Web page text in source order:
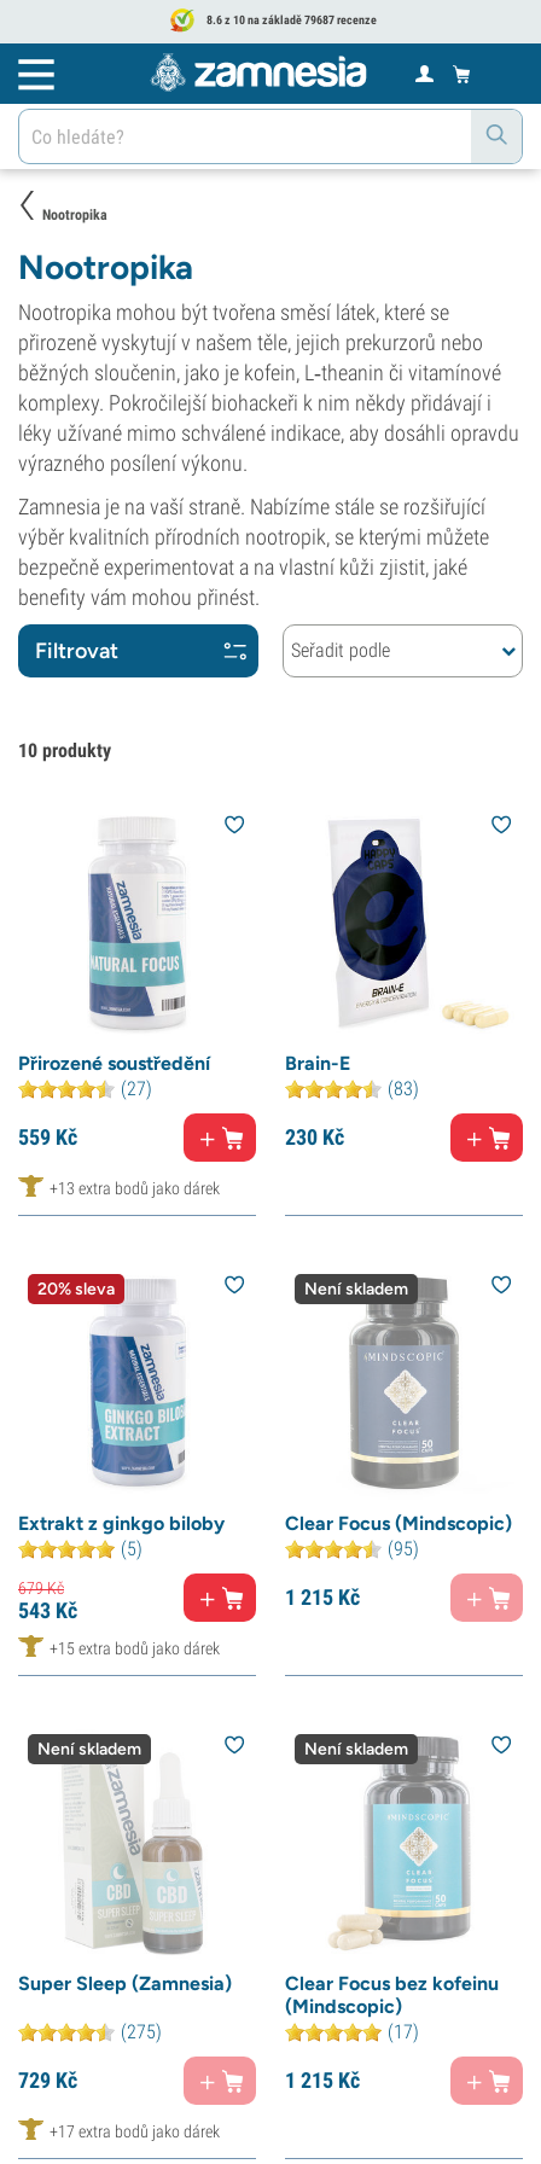
8.6 z 10 na základě 79687 recenze
Nootropika
Nootropika
Nootropika mohou být tvořena směsí látek, které se
přirozeně vyskytují v našem těle, jejich prekurzorů nebo
běžných sloučenin, jako je kofein, L‑theanin či vitamínové
komplexy. Pokročilejší biohackeři k nim někdy přidávají i
léky užívané mimo schválené indikace, aby dosáhli opravdu
výrazného posílení výkonu.
Zamnesia je na vaší straně. Nabízíme stále se rozšiřující
výběr kvalitních přírodních nootropik, se kterými můžete
bezpečně experimentovat a na vlastní kůži zjistit, jaké
benefity vám mohou přinést.
Filtrovat Seřadit podle
10 produkty
Přirozené soustředění
(27)
559 Kč
+13 extra bodů jako dárek
Brain-E
(83)
230 Kč
20% sleva
Extrakt z ginkgo biloby
(5)
679Kč
543 Kč
+15 extra bodů jako dárek
Není skladem
Clear Focus (Mindscopic)
(95)
1 215 Kč
Není skladem
Super Sleep (Zamnesia)
(275)
729 Kč
+17 extra bodů jako dárek
Není skladem
Clear Focus bez kofeinu
(Mindscopic)
(17)
1 215 Kč